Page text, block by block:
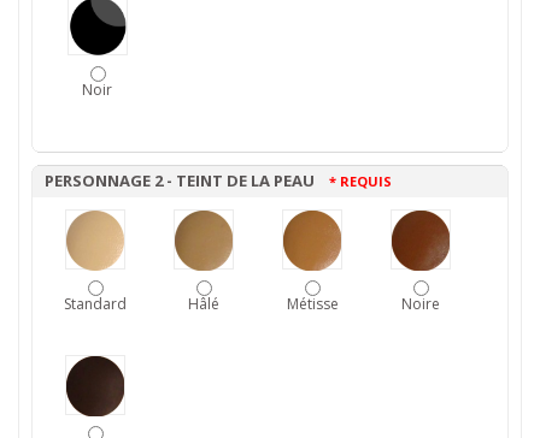
Noir
PERSONNAGE 2 - TEINT DE LA PEAU * REQUIS
Standard Hâlé Métisse Noire